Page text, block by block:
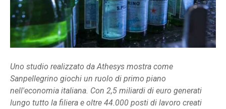
Uno studio realizzato da Athesys mostra come
Sanpellegrino giochi un ruolo di primo piano
nell'economia italiana. Con 2,5 miliardi di euro generati
lungo tutto la filiera e oltre 44.000 posti di lavoro creati